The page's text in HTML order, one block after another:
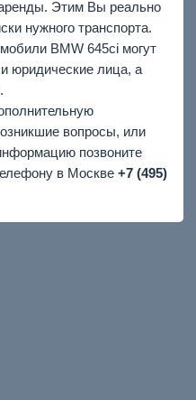
Этим Вы реально
нужного транспорта.
BMW 645ci могут
юридические лица, а
вопросы, или
позвоните
в Москве +7 (495)